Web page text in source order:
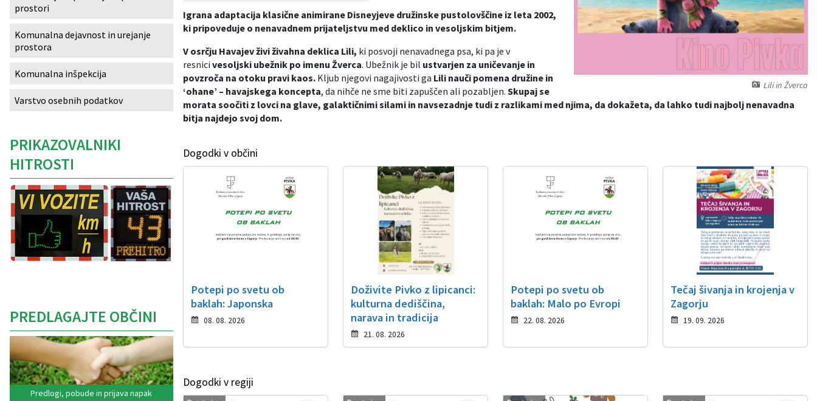
Lili in Žverca
Igrana adaptacija klasične animirane Disneyjeve družinske pustolovščine iz leta 2002,
ki pripoveduje o nenavadnem prijateljstvu med deklico in vesoljskim bitjem.
V osrčju Havajev živi živahna deklica Lili, ki posvoji nenavadnega psa, ki pa je v
resnici vesoljski ubežnik po imenu Žverca. Ubežnik je bil ustvarjen za uničevanje in
povzroča na otoku pravi kaos.Kljub njegovi nagajivosti ga Lili nauči pomena družine in
‘ohane’ – havajskega koncepta, da nihče ne sme biti zapuščen ali pozabljen. Skupaj se
morata soočiti z lovci na glave, galaktičnimi silami in navsezadnje tudi z razlikami med njima, da dokažeta, da lahko tudi najbolj nenavadna
bitja najdejo svoj dom.
Dogodki v občini
Potepi po svetu ob
baklah: Japonska
08. 08. 2026
Doživite Pivko z lipicanci:
kulturna dediščina,
narava in tradicija
21. 08. 2026
Potepi po svetu ob
baklah: Malo po Evropi
22. 08. 2026
Tečaj šivanja in krojenja v
Zagorju
19. 09. 2026
Dogodki v regiji
prostori
Komunalna dejavnost in urejanje
prostora
Komunalna inšpekcija
Varstvo osebnih podatkov
PRIKAZOVALNIKI
HITROSTI
PREDLAGAJTE OBČINI
Predlogi, pobude in prijava napak
Izobraževanje
Kultura, šport in turizem
Sociala in zdravstvo
Skupna občinska uprava